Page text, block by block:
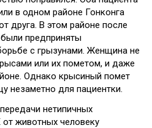
в одном районе Гонконга
друга. В этом районе после
предприняты
с грызунами. Женщина не
или их пометом, и даже
Однако крысиный помет
незаметно для пациентки.
нетипичных
от животных человеку